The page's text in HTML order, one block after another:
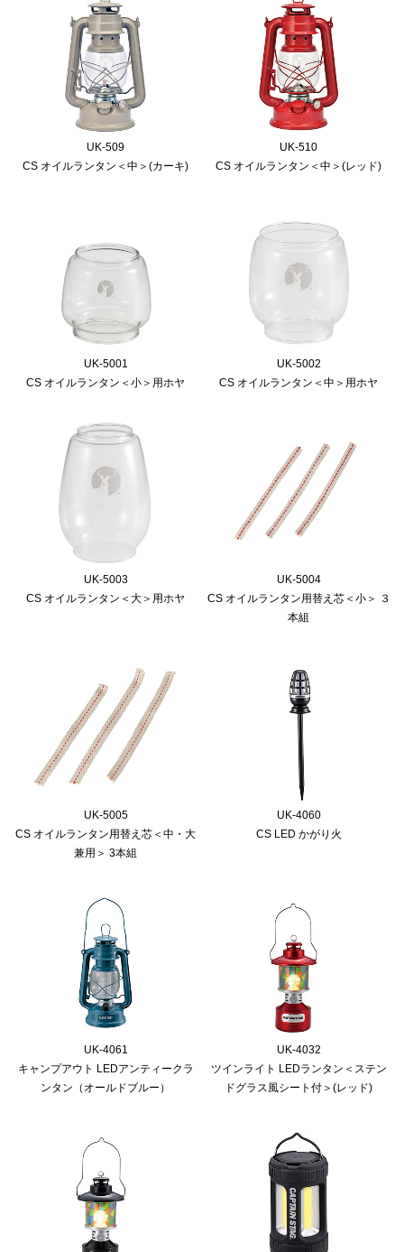
UK-509
CS オイルランタン＜中＞(カーキ)
UK-510
CS オイルランタン＜中＞(レッド)
UK-5001
CS オイルランタン＜小＞用ホヤ
UK-5002
CS オイルランタン＜中＞用ホヤ
UK-5003
CS オイルランタン＜大＞用ホヤ
UK-5004
CS オイルランタン用替え芯＜小＞ ３
本組
UK-5005
CS オイルランタン用替え芯＜中・大
兼用＞ 3本組
UK-4060
CS LED かがり火
UK-4061
キャンプアウト LEDアンティークラ
ンタン（オールドブルー）
UK-4032
ツインライト LEDランタン＜ステン
ドグラス風シート付＞(レッド)